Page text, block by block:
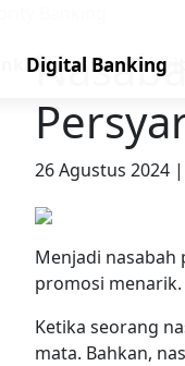
Digital Banking
26 Agustus 2024
Menjadi
promosi menarik.
Ketika seorang
mata. Bahkan,